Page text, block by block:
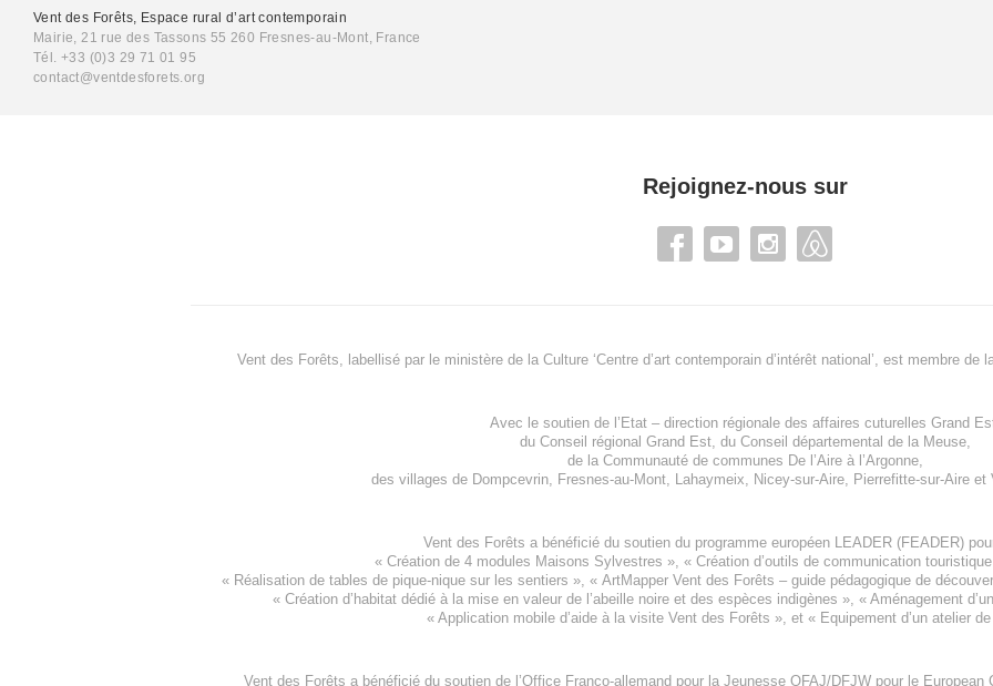
Vent des Forêts, Espace rural d’art contemporain
Mairie, 21 rue des Tassons 55 260 Fresnes-au-Mont, France
Tél. +33 (0)3 29 71 01 95
contact@ventdesforets.org
Rejoignez-nous sur
Vent des Forêts, labellisé par le ministère de la Culture ‘Centre d’art contemporain d’intérêt national’, est membre de
Avec le soutien de l’ Etat – direction régionale des affaires cuturelles Grand
du Conseil régional Grand Est, du Conseil départemental de la Meuse,
de la Communauté de communes De l’Aire à l’Argonne,
des villages de Dompcevrin, Fresnes-au-Mont, Lahaymeix, Nicey-sur-Aire, Pierrefitte-sur-Aireet
Vent des Forêts a bénéficié du soutien du programme européen LEADER (FEADER)
« Création de 4 modules Maisons Sylvestres », « Création d’outils de communication
« Réalisation de tables de pique-nique sur les sentiers », « ArtMapper Vent des Forêts – guide pédagogique de
« Création d’habitat dédié à la mise en valeur de l’abeille noire et des espèces indigènes », « Aménagement
« Application mobile d’aide à la visite Vent des Forêts », et « Equipement d’un atelier
Vent des Forêts a bénéficié du soutien de l’Office Franco-allemand pour la Jeunesse OFAJ/DFJW pour le European